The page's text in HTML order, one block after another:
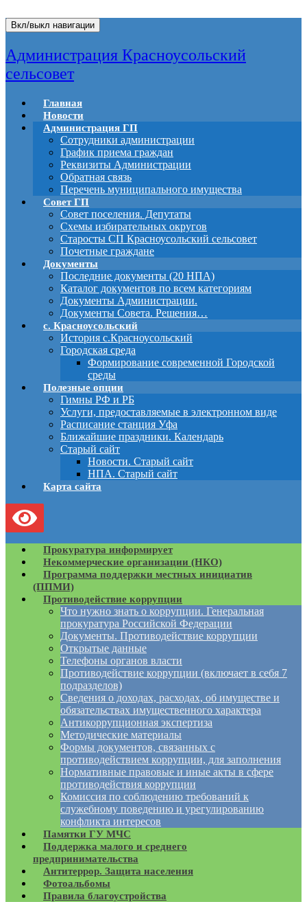
Вкл/выкл навигации
Администрация Красноусольский
сельсовет
Главная
Новости
Администрация ГП
Сотрудники администрации
График приема граждан
Реквизиты Администрации
Обратная связь
Перечень муниципального имущества
Совет ГП
Совет поселения. Депутаты
Схемы избирательных округов
Старосты СП Красноусольский сельсовет
Почетные граждане
Документы
Последние документы (20 НПА)
Каталог документов по всем категориям
Документы Администрации.
Документы Совета. Решения…
с. Красноусольский
История с.Красноусольский
Городская среда
Формирование современной Городской
среды
Полезные опции
Гимны РФ и РБ
Услуги, предоставляемые в электронном виде
Расписание станция Уфа
Ближайшие праздники. Календарь
Старый сайт
Новости. Старый сайт
НПА. Старый сайт
Карта сайта
Прокуратура информирует
Некоммерческие организации (НКО)
Программа поддержки местных инициатив
(ППМИ)
Противодействие коррупции
Что нужно знать о коррупции. Генеральная
прокуратура Российской Федерации
Документы. Противодействие коррупции
Открытые данные
Телефоны органов власти
Противодействие коррупции (включает в себя 7
подразделов)
Сведения о доходах, расходах, об имуществе и
обязательствах имущественного характера
Антикоррупционная экспертиза
Методические материалы
Формы документов, связанных с
противодействием коррупции, для заполнения
Нормативные правовые и иные акты в сфере
противодействия коррупции
Комиссия по соблюдению требований к
служебному поведению и урегулированию
конфликта интересов
Памятки ГУ МЧС
Поддержка малого и среднего
предпринимательства
Антитеррор. Защита населения
Фотоальбомы
Правила благоустройства